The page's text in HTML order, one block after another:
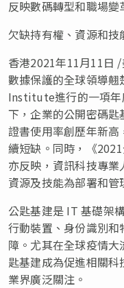
反映數碼轉型和職場
欠缺持有權、資源和
香港2021年11月11日
數據保護的全球領導
Institute進行的一項年
下，企業的公開密碼
證書使用率創歷年新
續短缺。同時，《
亦反映，資訊科技專
資源及技能為部署和管
公匙基建是 IT 基礎架
行動裝置、身份識別
障。尤其在全球疫情
匙基建成為促進相關
業界廣泛關注。